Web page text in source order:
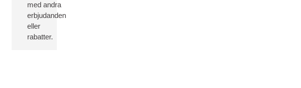
med andra
erbjudanden
eller
rabatter.